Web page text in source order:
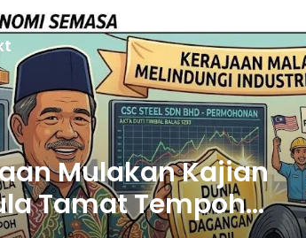
Bercuti
Jawatan